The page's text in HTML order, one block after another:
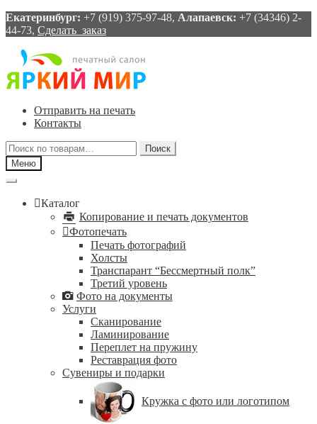
Екатеринбург: +7 (919) 375-97-48, Алапаевск: +7 (34346) 2-
44-73, Сделать заказ
Перейти
навигации
Перейти
содержимому
Отправить на печать
Контакты
Искать:
Поиск
Меню
Каталог
Копирование и печать документов
Фотопечать
Печать фотографий
Холсты
Транспарант “Бессмертный полк”
Третий уровень
Фото на документы
Услуги
Сканирование
Ламинирование
Переплет на пружину
Реставрация фото
Сувениры и подарки
Кружка с фото или логотипом